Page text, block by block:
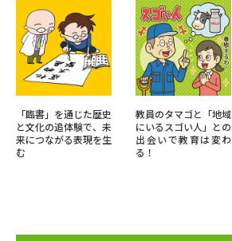
「臨書」を通じた歴史
と文化の追体験で、未
来につながる表現を生
む
教員のタマゴと「地域
にいるスゴい人」との
出会いで教育は変わ
る！